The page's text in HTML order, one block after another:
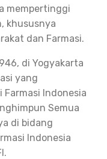
mempertinggi
khususnya
dan Farmasi.
di Yogyakarta
yang
Farmasi Indonesia
Semua
di bidang
Indonesia